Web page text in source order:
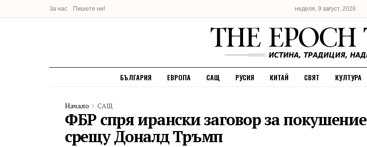
За нас Пишете ни! неделя, 9 август, 2026
БЪЛГАРИЯ ЕВРОПА САЩ РУСИЯ КИТАЙ СВЯТ КУЛТУРА
Начало САЩ
ФБР спря ирански заговор за покушение
срещу Доналд Тръмп